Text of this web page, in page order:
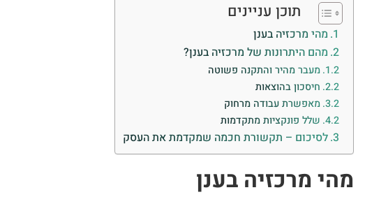
תוכן עניינים
מהי מרכזיה בענן
מהם היתרונות של מרכזיה בענן?
מעבר מהיר והתקנה פשוטה
חיסכון בהוצאות
מאפשרת עבודה מרחוק
שלל פונקציות מתקדמות
לסיכום – תקשורת חכמה שמקדמת את העסק
מהי מרכזיה בענן